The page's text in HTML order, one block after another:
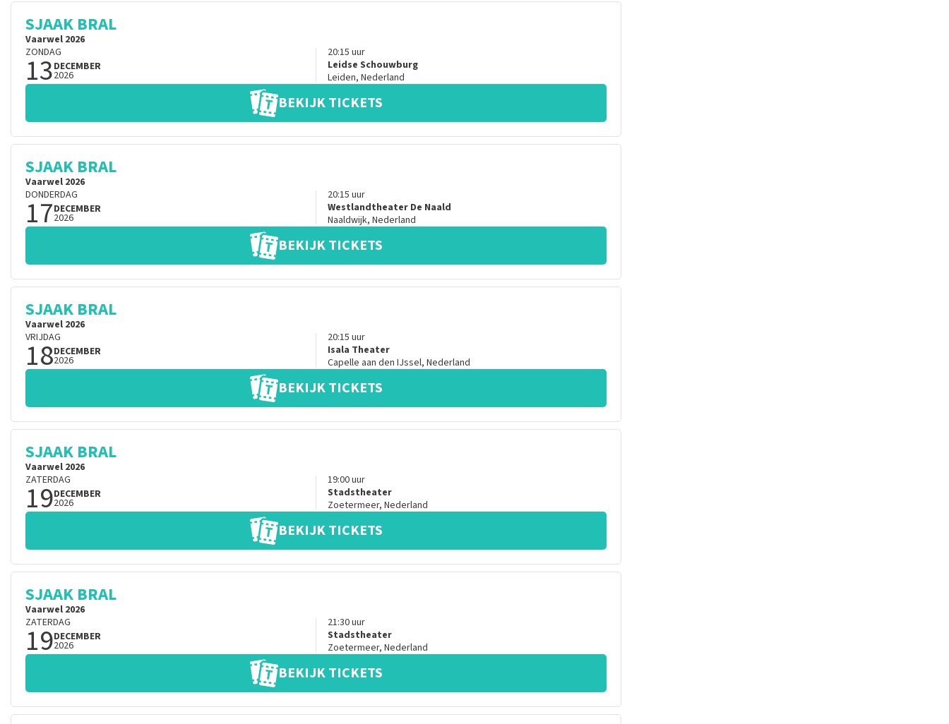
SJAAK BRAL
Vaarwel 2026
ZONDAG
13DECEMBER
2026
20:15 uur
Leidse Schouwburg
Leiden, Nederland
BEKIJK TICKETS
SJAAK BRAL
Vaarwel 2026
DONDERDAG
17DECEMBER
2026
20:15 uur
Westlandtheater De Naald
Naaldwijk, Nederland
BEKIJK TICKETS
SJAAK BRAL
Vaarwel 2026
VRIJDAG
18DECEMBER
2026
20:15 uur
Isala Theater
Capelle aan den IJssel, Nederland
BEKIJK TICKETS
SJAAK BRAL
Vaarwel 2026
ZATERDAG
19DECEMBER
2026
19:00uur
Stadstheater
Zoetermeer, Nederland
BEKIJK TICKETS
SJAAK BRAL
Vaarwel 2026
ZATERDAG
19DECEMBER
2026
21:30uur
Stadstheater
Zoetermeer, Nederland
BEKIJK TICKETS